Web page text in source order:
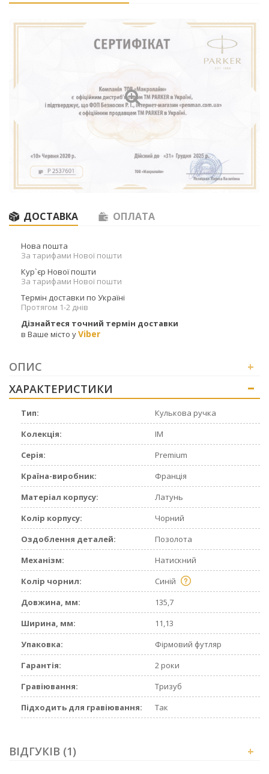
ДОСТАВКА ОПЛАТА
Нова пошта
За тарифами Нової пошти
Кур`єр Нової пошти
За тарифами Нової пошти
Термін доставки по Україні
Протягом 1-2 днів
Дізнайтеся точний термін доставки
в Ваше місто уViber
ОПИС
+
ХАРАКТЕРИСТИКИ
Тип:
Кулькова ручка
Колекція:
IM
Серія:
Premium
Країна-виробник:
Франція
Матеріал корпусу:
Латунь
Колір корпусу:
Чорний
Оздоблення деталей:
Позолота
Механізм:
Натискний
Колір чорнил:
Синій
Довжина, мм:
135,7
Ширина, мм:
11,13
Упаковка:
Фірмовий футляр
Гарантія:
2 роки
Гравіювання:
Тризуб
Підходить для гравіювання:
Так
ВІДГУКІВ (1) +